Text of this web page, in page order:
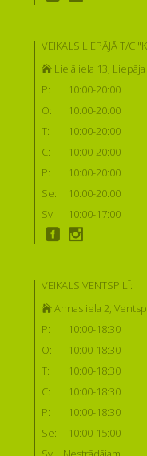
VEIKALS LIEPĀJĀ T/C
Lielā iela 13, Liepāja
P:
10:00-20:00
O:
10:00-20:00
T:
10:00-20:00
C:
10:00-20:00
P:
10:00-20:00
Se:
10:00-20:00
Sv:
10:00-17:00
VEIKALS VENTSPILĪ:
Annas iela 2,
P:
10:00-18:30
O:
10:00-18:30
T:
10:00-18:30
C:
10:00-18:30
P:
10:00-18:30
Se:
10:00-15:00